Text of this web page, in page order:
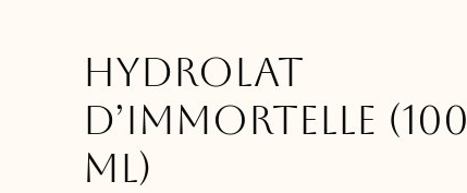
Hydrolat
d’Immortelle (100
ml)